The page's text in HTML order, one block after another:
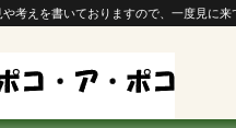
考えを書いておりますので、一度見に来